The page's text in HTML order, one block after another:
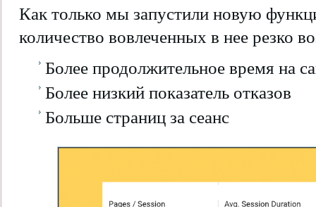
Как только мы запустили новую
количество вовлеченных в нее резко
Более продолжительное время на
Более низкий показатель отказов
Больше страниц за сеанс